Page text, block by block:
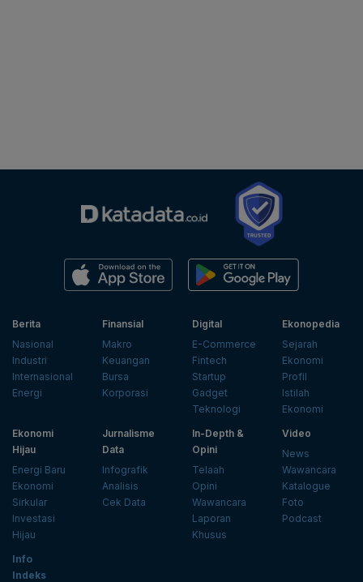
Berita
Nasional
Industri
Internasional
Energi
Finansial
Makro
Keuangan
Bursa
Korporasi
Digital
E-Commerce
Fintech
Startup
Gadget
Teknologi
Ekonopedia
Sejarah
Ekonomi
Profil
Istilah
Ekonomi
Ekonomi
Hijau
Energi Baru
Ekonomi
Sirkular
Investasi
Hijau
Jurnalisme
Data
Infografik
Analisis
Cek Data
In-Depth &
Opini
Telaah
Opini
Wawancara
Laporan
Khusus
Video
News
Wawancara
Katalogue
Foto
Podcast
Info
Indeks